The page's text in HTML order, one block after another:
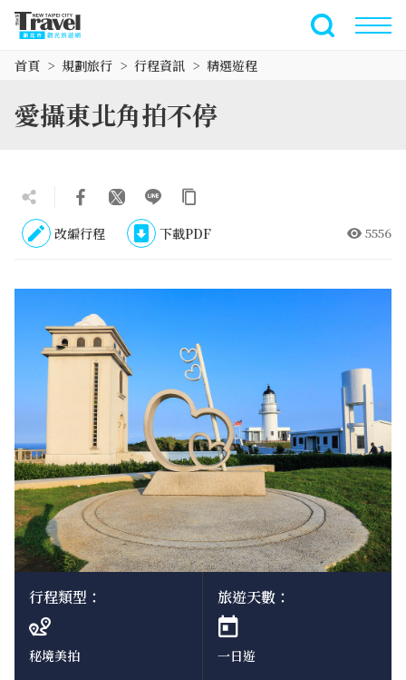
全文檢索
首頁 規劃旅行 行程資訊 精選遊程
愛攝東北角拍不停
改編行程 下載PDF 5556
行程類型：
秘境美拍
旅遊天數：
一日遊